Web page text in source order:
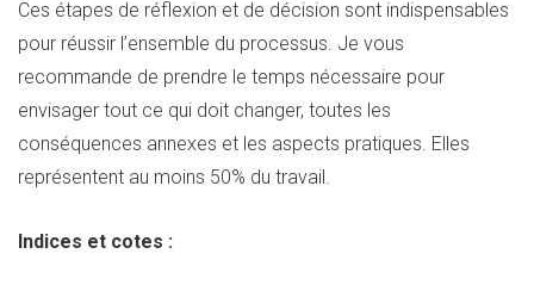
Ces étapes de réflexion et de décision sont indispensables
pour réussir l’ensemble du processus. Je vous
recommande de prendre le temps nécessaire pour
envisager tout ce qui doit changer, toutes les
conséquences annexes et les aspects pratiques. Elles
représentent au moins 50% du travail.
Indices et cotes :